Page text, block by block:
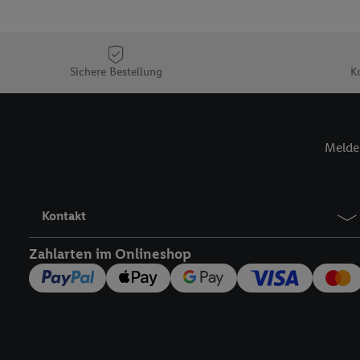
Sichere Bestellung
Kontakt
Zahlarten im Onlineshop
Sofern Sie hier Ihre
Verantwortlichkeit mit
zu erstellen (die
können, um Sie in von
Adresse in
Zudem erlauben Sie
den Lidl-Diensten
Wenn das der Fall ist,
Kundenkonto-
werden, damit wir
Nutzung der Utiq-
widerrufen - jederzeit
Telekommunikations-